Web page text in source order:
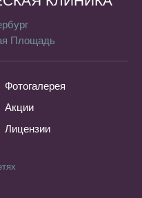
Площадь
Фотогалерея
Акции
Лицензии